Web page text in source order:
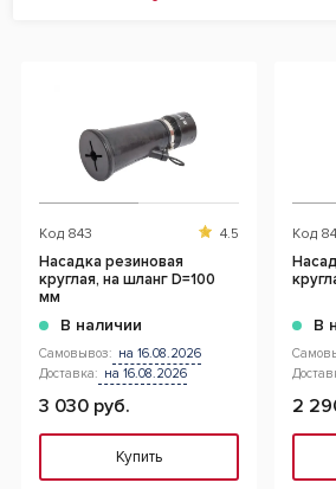
Код 843 4.5
Насадка резиновая
круглая, на шланг D=100
мм
В наличии
Самовывоз: на 16.08.2026
Доставка: на 16.08.2026
3 030 руб.
Купить
Код
В
2